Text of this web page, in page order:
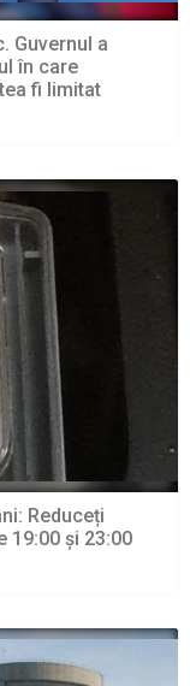
Guvernul a
în care
fi limitat
Reduceți
19:00 și 23:00